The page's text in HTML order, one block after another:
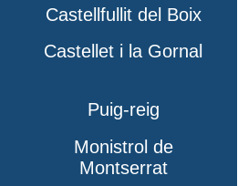
Castellfullit del Boix
Castellet i la Gornal
Puig-reig
Monistrol de
Montserrat